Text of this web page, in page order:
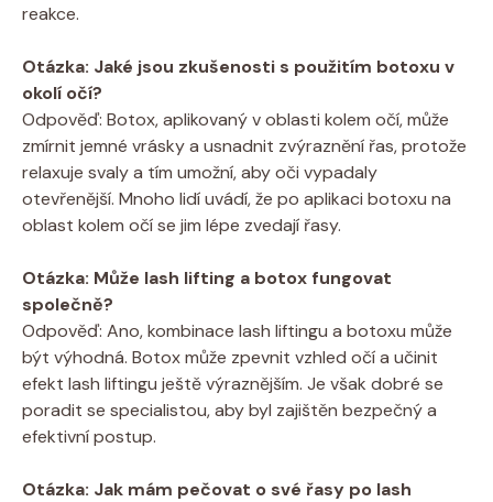
reakce.
Otázka: Jaké jsou zkušenosti s použitím botoxu v
okolí očí?
Odpověď: Botox, aplikovaný v oblasti kolem očí, může
zmírnit jemné vrásky a usnadnit zvýraznění řas, protože
relaxuje svaly a tím umožní, aby oči vypadaly
otevřenější. Mnoho lidí uvádí, že po aplikaci botoxu na
oblast kolem očí se jim lépe zvedají řasy.
Otázka: Může lash lifting a botox fungovat
společně?
Odpověď: Ano, kombinace lash liftingu a botoxu může
být výhodná. Botox může zpevnit vzhled očí a učinit
efekt lash liftingu ještě výraznějším. Je však dobré se
poradit se specialistou, aby byl zajištěn bezpečný a
efektivní postup.
Otázka: Jak mám pečovat o své řasy po lash